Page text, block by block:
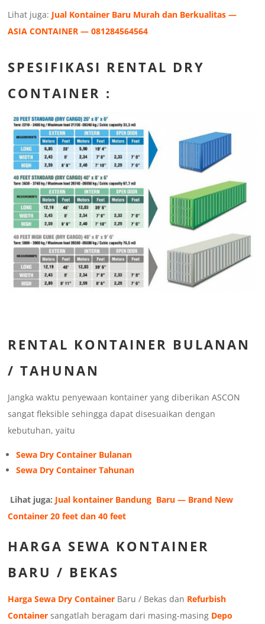
Lihat juga: Jual Kontainer Baru Murah dan Berkualitas —
ASIA CONTAINER — 081284564564
SPESIFIKASI RENTAL DRY
CONTAINER :
RENTAL KONTAINER BULANAN
/ TAHUNAN
Jangka waktu penyewaan kontainer yang diberikan ASCON
sangat fleksible sehingga dapat disesuaikan dengan
kebutuhan, yaitu
Sewa Dry Container Bulanan
Sewa Dry Container Tahunan
Lihat juga: Jual kontainer Bandung Baru — Brand New
Container 20 feet dan 40 feet
HARGA SEWA KONTAINER
BARU / BEKAS
Harga Sewa Dry Container Baru / Bekas dan Refurbish
Container sangatlah beragam dari masing-masing Depo